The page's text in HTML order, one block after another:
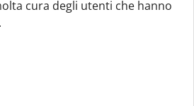
cura degli utenti che hanno